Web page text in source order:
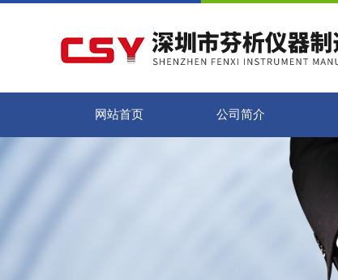
网站首页 公司简介